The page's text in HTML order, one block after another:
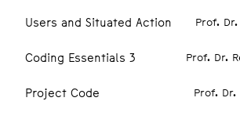
Users and Situated Action Prof.
Coding Essentials 3 Prof. Dr.
Project Code Prof. Dr.